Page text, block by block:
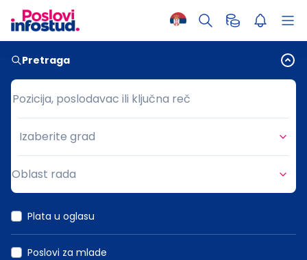
Pretraga
Pozicija, poslodavac ili ključna reč
Pozicija, poslodavac ili ključna reč
Grad
Izaberite grad
Oblast rada
Plata u oglasu
Poslovi za mlade